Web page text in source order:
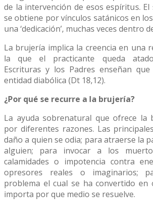
de la intervención de esos espíritus.
se obtiene por vínculos satánicos en
una ‘dedicación’, muchas veces dentro
La brujería implica la creencia en una
la que el practicante queda
Escrituras y los Padres enseñan
entidad diabólica (Dt 18,12).
¿Por qué se recurre a la brujería?
La ayuda sobrenatural que ofrece la
por diferentes razones. Las
daño a quien se odia; para atraerse la
alguien; para invocar a los
calamidades o impotencia contra
opresores reales o imaginarios;
problema el cual se ha convertido en
importa por que medio se resuelve.